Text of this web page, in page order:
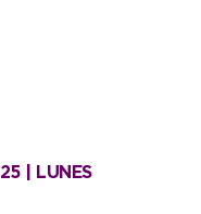
| LUNES